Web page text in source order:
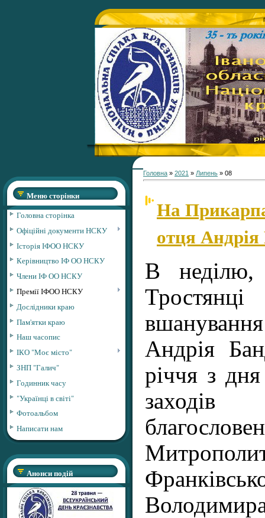
Меню сторінки
Головна сторінка
Офіційні документи НСКУ
Історія ІФОО НСКУ
Керівництво ІФ ОО НСКУ
Члени ІФ ОО НСКУ
Премії ІФОО НСКУ
Дослідники краю
Пам'ятки краю
Наш часопис
ІКО "Моє місто"
ЗНП "Галич"
Годинник часу
"Українці в світі"
Фотоальбом
Написати нам
Анонси подій
Головна » 2021 » Липень » 08
На
отця
В
Андрія
річчя з
заходів